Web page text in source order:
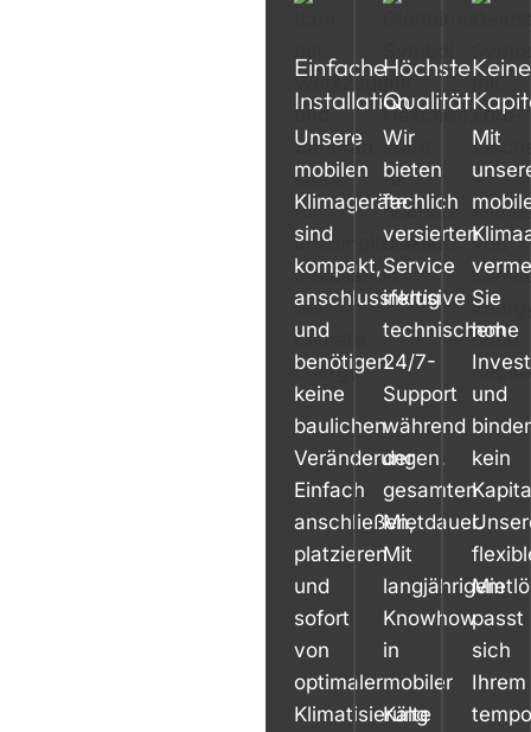
Einfache
Installation
Unsere
mobilen
Klimageräte
sind
kompakt,
anschlussfertig
und
benötigen
keine
baulichen
Veränderungen.
Einfach
anschließen,
platzieren
und
sofort
von
optimaler
Klimatisierung
Höchste
Qualität
Wir
bieten
fachlich
versierten
Service
inklusive
technischem
24/7-
Support
während
der
gesamten
Mietdauer.
Mit
langjährigem
Knowhow
in
mobiler
Kälte
Keine
Mit
Sie
hohe
und
kein
passt
sich
Ihrem